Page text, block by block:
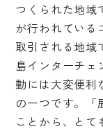
つくられた地域
が行われている
取引される地域
島インターチェ
動には大変便利
の一つです。「
ことから、とて